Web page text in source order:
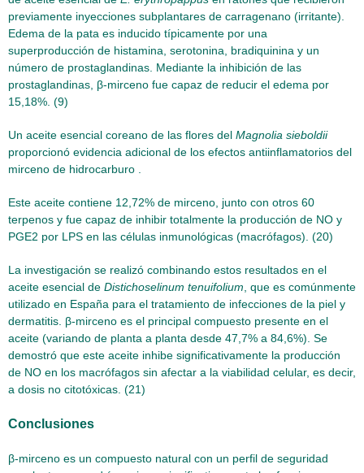
previamente inyecciones subplantares de carragenano (irritante).
Edema de la pata es inducido típicamente por una
superproducción de histamina, serotonina, bradiquinina y un
número de prostaglandinas. Mediante la inhibición de las
prostaglandinas, β-mirceno fue capaz de reducir el edema por
15,18%. (9)
Un aceite esencial coreano de las flores del Magnolia sieboldii
proporcionó evidencia adicional de los efectos antiinflamatorios del
mirceno de hidrocarburo .
Este aceite contiene 12,72% de mirceno, junto con otros 60
terpenos y fue capaz de inhibir totalmente la producción de NO y
PGE2 por LPS en las células inmunológicas (macrófagos). (20)
La investigación se realizó combinando estos resultados en el
aceite esencial de Distichoselinum tenuifolium , que es comúnmente
utilizado en España para el tratamiento de infecciones de la piel y
dermatitis. β-mirceno es el principal compuesto presente en el
aceite (variando de planta a planta desde 47,7% a 84,6%). Se
demostró que este aceite inhibe significativamente la producción
de NO en los macrófagos sin afectar a la viabilidad celular, es decir,
a dosis no citotóxicas. (21)
Conclusiones
β-mirceno es un compuesto natural con un perfil de seguridad